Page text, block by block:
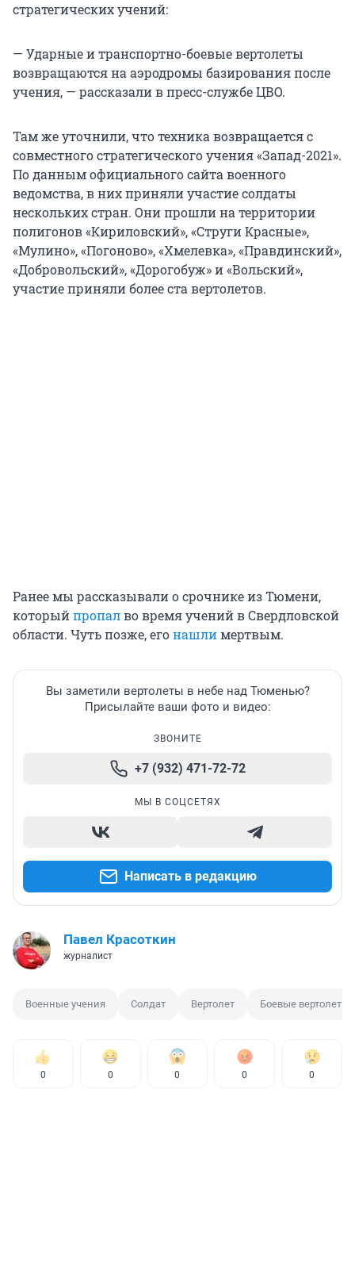
стратегических учений:
— Ударные и транспортно-боевые вертолеты
возвращаются на аэродромы базирования после
учения, — рассказали в пресс-службе ЦВО.
Там же уточнили, что техника возвращается с
совместного стратегического учения «Запад-2021».
По данным официального сайта военного
ведомства, в них приняли участие солдаты
нескольких стран. Они прошли на территории
полигонов «Кириловский», «Струги Красные»,
«Мулино», «Погоново», «Хмелевка», «Правдинский»,
«Добровольский», «Дорогобуж» и «Вольский»,
участие приняли более ста вертолетов.
Ранее мы рассказывали о срочнике из Тюмени,
которыйпропалво время учений в Свердловской
области. Чуть позже, егонашлимертвым.
Вы заметили вертолеты в небе над Тюменью?
Присылайте ваши фото и видео:
ЗВОНИТЕ
+7 (932) 471-72-72
МЫ В СОЦСЕТЯХ
Написать в редакцию
Павел Красоткин
журналист
Военные учения Солдат Вертолет Боевые вертолеты
0 0 0 0 0